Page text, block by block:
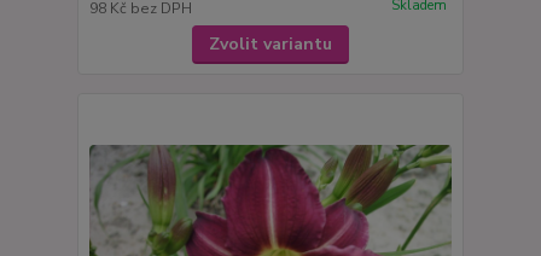
98 Kč bez DPH Skladem
Zvolit variantu